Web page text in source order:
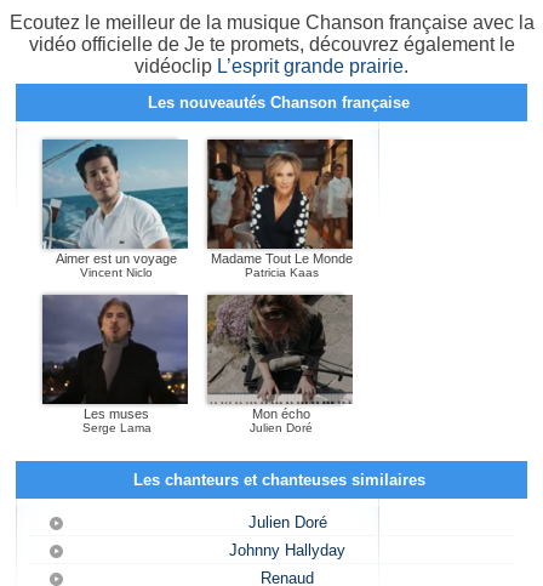
Ecoutez le meilleur de la musique Chanson française avec la
vidéo officielle de Je te promets, découvrez également le
vidéoclip L’esprit grande prairie.
Les nouveautés Chanson française
Aimer est un voyage
Vincent Niclo
Madame Tout Le Monde
Patricia Kaas
Les muses
Serge Lama
Mon écho
Julien Doré
Les chanteurs et chanteuses similaires
Julien Doré
Johnny Hallyday
Renaud